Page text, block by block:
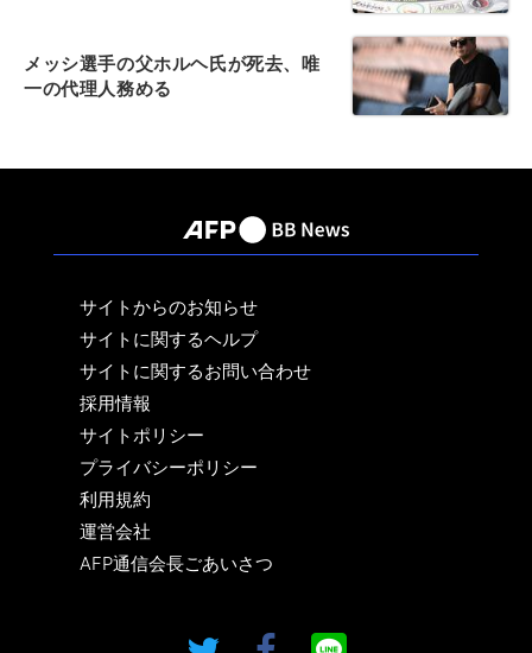
メッシ選手の父ホルヘ氏が死去、唯
一の代理人務める
サイトからのお知らせ
サイトに関するヘルプ
サイトに関するお問い合わせ
採用情報
サイトポリシー
プライバシーポリシー
利用規約
運営会社
AFP通信会長ごあいさつ